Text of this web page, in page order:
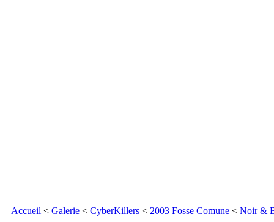
Accueil < Galerie < CyberKillers < 2003 Fosse Comune < Noir &